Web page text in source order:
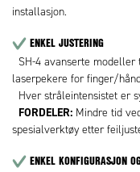
installasjon.
ENKEL JUSTERING
SH-4 avanserte
laserpekere for finger/
Hver stråleintensistet er
FORDELER: Mindre tid
spesialverktøy etter
ENKEL KONFIGURASJON